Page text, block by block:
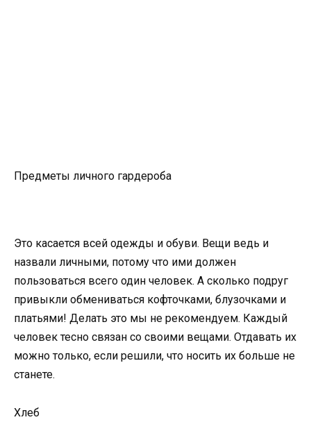
Предметы личного гардероба
Это касается всей одежды и обуви. Вещи ведь и
назвали личными, потому что ими должен
пользоваться всего один человек. А сколько подруг
привыкли обмениваться кофточками, блузочками и
платьями! Делать это мы не рекомендуем. Каждый
человек тесно связан со своими вещами. Отдавать их
можно только, если решили, что носить их больше не
станете.
Хлеб